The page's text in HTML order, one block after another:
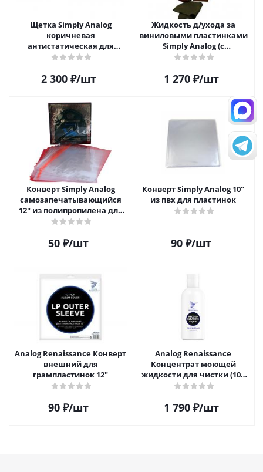
Щетка Simply Analog
коричневая
антистатическая для
чистки виниловых
2 300₽/шт
Жидкость д/ухода за
виниловыми пластинками
Simply Analog (с
распылителем, 200 мл) и
1 270₽/шт
Конверт Simply Analog
самозапечатывающийся
12" из полипропилена для
пластинок
50 ₽/шт
Конверт Simply Analog 10"
из пвх для пластинок
90 ₽/шт
Analog Renaissance Конверт
внешний для
грампластинок 12"
90 ₽/шт
Analog Renaissance
Концентрат моющей
жидкости для чистки (100
мл)
1 790₽/шт